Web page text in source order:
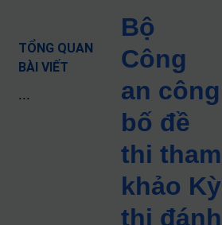
TỔNG QUAN
BÀI VIẾT
...
Bộ
Công
an công
bố đề
thi tham
khảo Kỳ
thi đánh